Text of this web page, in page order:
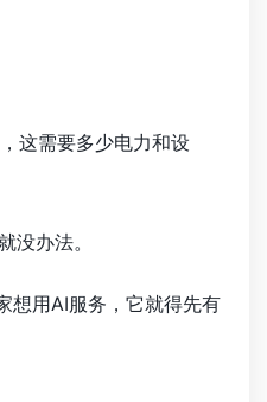
这需要多少电力和设
没办法。
想用AI服务，它就得先有